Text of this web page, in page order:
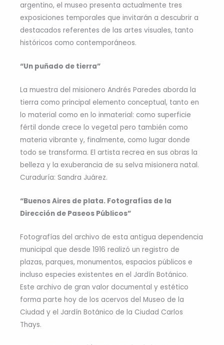
argentino, el museo presenta actualmente tres
exposiciones temporales que invitarán a descubrir a
destacados referentes de las artes visuales, tanto
históricos como contemporáneos.
“Un puñado de tierra”
La muestra del misionero Andrés Paredes aborda la
tierra como principal elemento conceptual, tanto en
lo material como en lo inmaterial: como superficie
fértil donde crece lo vegetal pero también como
materia vibrante y, finalmente, como lugar donde
todo se transforma. El artista recrea en sus obras la
belleza y la exuberancia de su selva misionera natal.
Curaduría: Sandra Juárez.
“Buenos Aires de plata. Fotografías de la
Dirección de Paseos Públicos”
Fotografías del archivo de esta antigua dependencia
municipal que desde 1916 realizó un registro de
plazas, parques, monumentos, espacios públicos e
incluso especies existentes en el Jardín Botánico.
Este archivo de gran valor documental y estético
forma parte hoy de los acervos del Museo de la
Ciudad y el Jardín Botánico de la Ciudad Carlos
Thays.